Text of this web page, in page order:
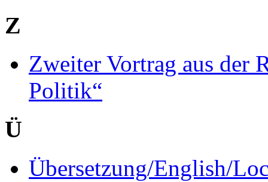
Z
Zweiter Vortrag aus der
Politik“
Ü
Übersetzung/English/